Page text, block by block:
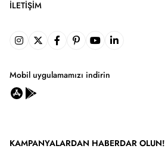
İLETIŞIM
Mobil uygulamamızı indirin
KAMPANYALARDAN HABERDAR OLUN!